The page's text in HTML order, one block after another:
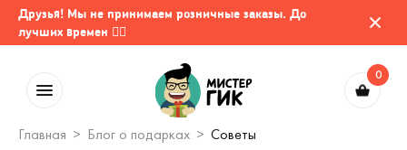
Друзья! Мы не принимаем розничные заказы. До
лучших времен 🤷‍♂️
0
Главная Блог о подарках Советы